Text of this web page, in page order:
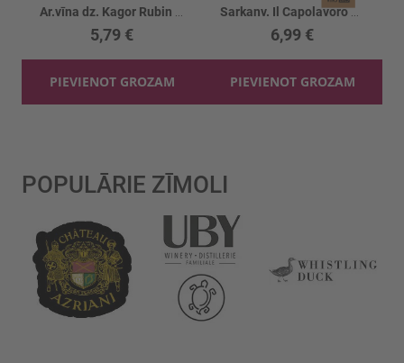
5,79 €
PIEVIENOT GROZAM
Sarkanv. Il Capolavoro Appasimento 14.5%
6,99 €
PIEVIENOT GROZAM
POPULĀRIE ZĪMOLI